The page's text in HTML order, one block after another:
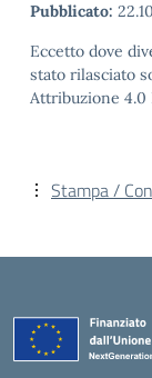
Pubblicato:
Eccetto dove
stato rilasciato
Attribuzione 4.0
Stampa /